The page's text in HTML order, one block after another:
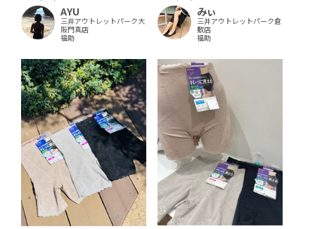
AYU
三井アウトレットパーク大
阪門真店
福助
みぃ
三井アウトレットパーク倉
敷店
福助